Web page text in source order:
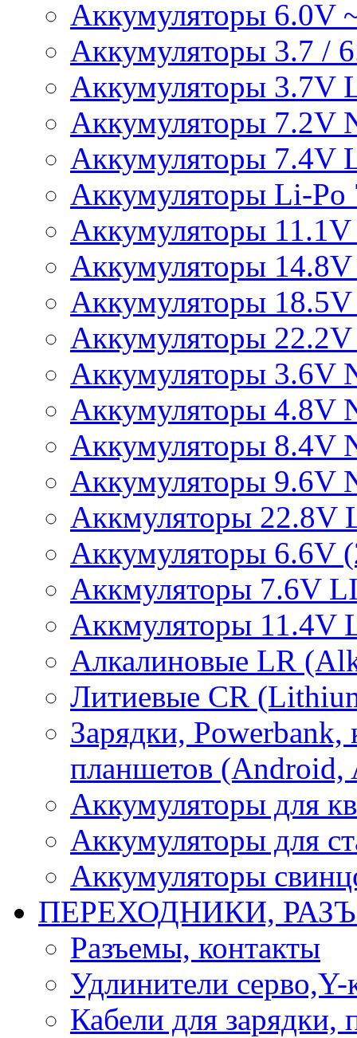
Аккумуляторы 6.0V
Аккумуляторы 3.7 /
Аккумуляторы 3.7V
Аккумуляторы 7.2V
Аккумуляторы 7.4V
Аккумуляторы Li-Po
Аккумуляторы
Аккумуляторы
Аккумуляторы
Аккумуляторы
Аккумуляторы 3.6V
Аккумуляторы 4.8V
Аккумуляторы 8.4V
Аккумуляторы 9.6V
Аккмуляторы 22.8V
Аккумуляторы 6.6V
Аккмуляторы 7.6V
Аккмуляторы 11.4V
Алкалиновые LR
Литиевые CR
Зарядки, Powerbank,
планшетов (Android,
Аккумуляторы для
Аккумуляторы для
Аккумуляторы
ПЕРЕХОДНИКИ,
Разъемы, контакты
Удлинители серво,Y-
Кабели для зарядки,